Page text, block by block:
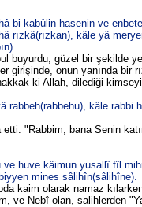
bi kabûlin hasenin ve
rızkâ(rızkan), kâle yâ
buyurdu, güzel bir şekilde
girişinde, onun yanında bir
ki Allah, dilediği kimseyi
rabbeh(rabbehu), kâle
"Rabbim, bana Senin
ve huve kâimun yusallî fîl
mines sâlihîn(sâlihîne).
kaim olarak namaz
ve Nebî olan, salihlerden